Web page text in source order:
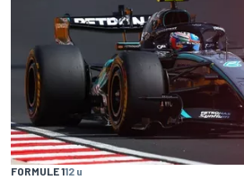
FORMULE 112 u